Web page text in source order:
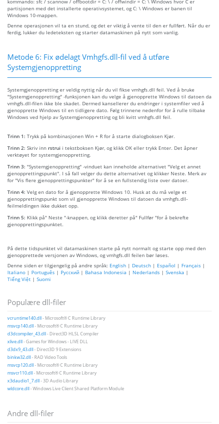
partisjonen med det installerte operativsystemet, og C: \ Windows er banen til
Windows 10-mappen.
Denne operasjonen vil ta en stund, og det er viktig å vente til den er fullført. Når du er
ferdig, lukker du ledeteksten og starter datamaskinen på nytt som vanlig.
Metode 6: Fix ødelagt Vmhgfs.dll-fil ved å utføre
Systemgjenoppretting
Systemgjenoppretting er veldig nyttig når du vil fikse vmhgfs.dll feil. Ved å bruke
"Systemgjenoppretting" -funksjonen kan du velge å gjenopprette Windows til datoen da
vmhgfs.dll-filen ikke ble skadet. Dermed kansellerer du endringer i systemfiler ved å
gjenopprette Windows til en tidligere dato. Følg trinnene nedenfor for å rulle tilbake
Windows ved hjelp av Systemgjenoppretting og bli kvitt vmhgfs.dll feil.
Trinn 1: Trykk på kombinasjonen Win + R for å starte dialogboksen Kjør.
Trinn 2: Skriv inn rstrui i tekstboksen Kjør, og klikk OK eller trykk Enter. Det åpner
verktøyet for systemgjenoppretting.
Trinn 3: "Systemgjenoppretting" -vinduet kan inneholde alternativet "Velg et annet
gjenopprettingspunkt". I så fall velger du dette alternativet og klikker Neste. Merk av
for "Vis flere gjenopprettingspunkter" for å se en fullstendig liste over datoer.
Trinn 4: Velg en dato for å gjenopprette Windows 10. Husk at du må velge et
gjenopprettingspunkt som vil gjenopprette Windows til datoen da vmhgfs.dll-
feilmeldingen ikke dukket opp.
Trinn 5: Klikk på" Neste "-knappen, og klikk deretter på" Fullfør "for å bekrefte
gjenopprettingspunktet.
På dette tidspunktet vil datamaskinen starte på nytt normalt og starte opp med den
gjenopprettede versjonen av Windows, og vmhgfs.dll feilen bør løses.
Denne siden er tilgjengelig på andre språk: English | Deutsch | Español | Français |
Italiano | Português | Русский | Bahasa Indonesia | Nederlands | Svenska |
Tiếng Việt | Suomi
Populære dll-filer
vcruntime140.dll- Microsoft® C Runtime Library
msvcp140.dll- Microsoft® C Runtime Library
d3dcompiler_43.dll- Direct3D HLSL Compiler
xlive.dll- Games for Windows - LIVE DLL
d3dx9_43.dll- Direct3D 9 Extensions
binkw32.dll- RAD Video Tools
msvcp120.dll- Microsoft® C Runtime Library
msvcr110.dll- Microsoft® C Runtime Library
x3daudio1_7.dll- 3D Audio Library
wldcore.dll- Windows Live Client Shared Platform Module
Andre dll-filer